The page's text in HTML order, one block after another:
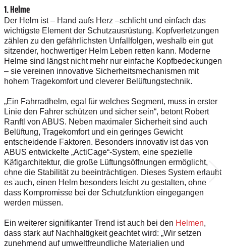
1. Helme
Der Helm ist – Hand aufs Herz –schlicht und einfach das
wichtigste Element der Schutzausrüstung. Kopfverletzungen
zählen zu den gefährlichsten Unfallfolgen, weshalb ein gut
sitzender, hochwertiger Helm Leben retten kann. Moderne
Helme sind längst nicht mehr nur einfache Kopfbedeckungen
– sie vereinen innovative Sicherheitsmechanismen mit
hohem Tragekomfort und cleverer Belüftungstechnik.
„Ein Fahrradhelm, egal für welches Segment, muss in erster
Linie den Fahrer schützen und sicher sein“, betont Robert
Ranftl von ABUS. Neben maximaler Sicherheit sind auch
Belüftung, Tragekomfort und ein geringes Gewicht
entscheidende Faktoren. Besonders innovativ ist das von
ABUS entwickelte „ActiCage“-System, eine spezielle
Käfigarchitektur, die große Lüftungsöffnungen ermöglicht,
ohne die Stabilität zu beeinträchtigen. Dieses System erlaubt
es auch, einen Helm besonders leicht zu gestalten, ohne
dass Kompromisse bei der Schutzfunktion eingegangen
werden müssen.
Ein weiterer signifikanter Trend ist auch bei den Helmen,
dass stark auf Nachhaltigkeit geachtet wird: „Wir setzen
zunehmend auf umweltfreundliche Materialien und